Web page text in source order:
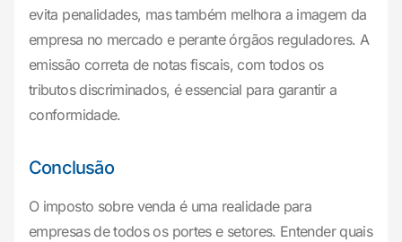
evita penalidades, mas também melhora a imagem da
empresa no mercado e perante órgãos reguladores. A
emissão correta de notas fiscais, com todos os
tributos discriminados, é essencial para garantir a
conformidade.
Conclusão
O imposto sobre venda é uma realidade para
empresas de todos os portes e setores. Entender quais